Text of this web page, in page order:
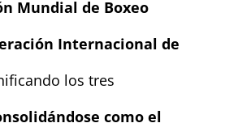
Mundial de Boxeo
Internacional de
los tres
como el